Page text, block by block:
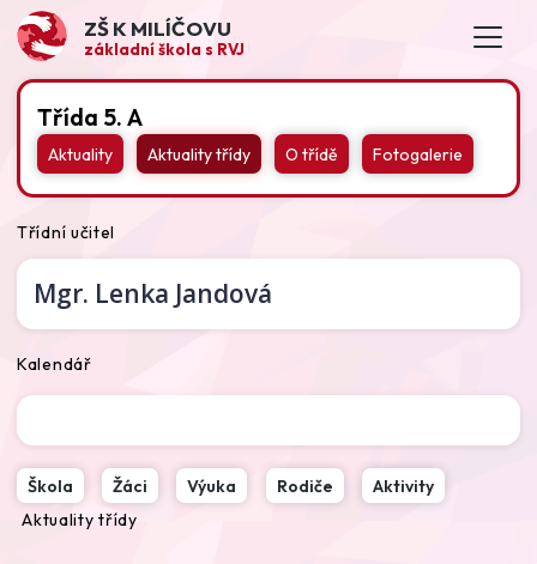
ZŠ K MILÍČOVU
základní škola s RVJ
Třída 5. A
Aktuality Aktuality třídy O třídě Fotogalerie
Třídní učitel
Mgr. Lenka Jandová
Kalendář
Škola Žáci Výuka Rodiče
Aktivity
Aktuality třídy